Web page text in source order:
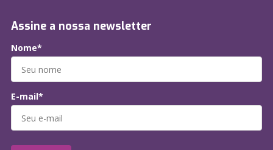
Assine a nossa newsletter
Nome*
E-mail*